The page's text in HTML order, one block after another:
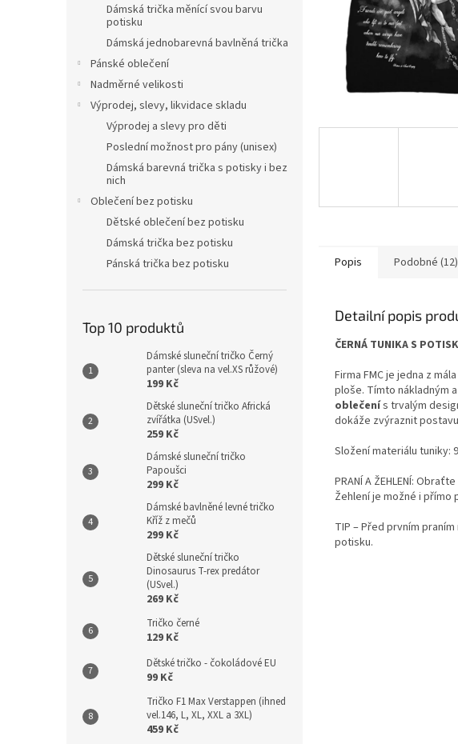
Dámská trička měnící svou barvu
potisku
Dámská jednobarevná bavlněná trička
Pánské oblečení
Nadměrné velikosti
Výprodej, slevy, likvidace skladu
Výprodej a slevy pro děti
Poslední možnost pro pány (unisex)
Dámská barevná trička s potisky i bez
nich
Oblečení bez potisku
Dětské oblečení bez potisku
Dámská trička bez potisku
Pánská trička bez potisku
Top 10 produktů
Dámské sluneční tričko Černý
panter (sleva na vel.XS růžové)
199 Kč
Dětské sluneční tričko Africká
zvířátka (USvel.)
259 Kč
Dámské sluneční tričko
Papoušci
299 Kč
Dámské bavlněné levné tričko
Kříž z mečů
299 Kč
Dětské sluneční tričko
Dinosaurus T-rex predátor
(USvel.)
269 Kč
Tričko černé
129 Kč
Dětské tričko - čokoládové EU
99 Kč
Tričko F1 Max Verstappen (ihned
vel.146, L, XL, XXL a 3XL)
459 Kč
Popis Podobné (12)
Detailní popis
ČERNÁ TUNIKA S
Firma FMC je jedna z
ploše. Tímto nákladným
oblečenís trvalým
dokáže zvýraznit
Složení materiálu tuniky:
PRANÍ A ŽEHLENÍ:
Žehlení je možné i přímo
TIP – Před prvním
potisku.